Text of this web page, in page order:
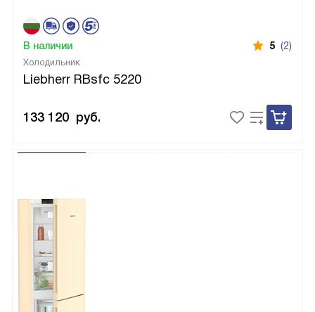
Холодильник
Liebherr RBsfc 5220
В наличии 5 (2)
133 120 руб.